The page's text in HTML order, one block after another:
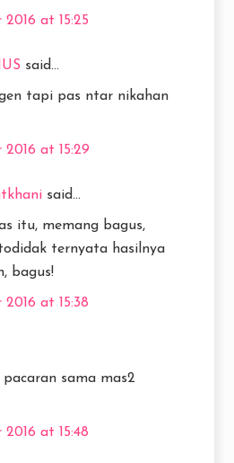
at 15:25
said...
tapi pas ntar nikahan
at 15:29
said...
itu, memang bagus,
ternyata hasilnya
bagus!
at 15:38
sama mas2
at 15:48